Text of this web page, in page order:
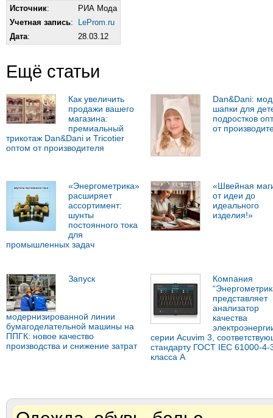
Источник:
РИА Мода
Учетная запись:
LeProm.ru
Дата: 28.03.12
Ещё статьи
Как увеличить
продажи вашего
магазина:
премиальный
трикотаж Dan&Dani и Tricotier
оптом от производителя
Dan&Dani:
шапки для
подростков
от
«Энергометрика»
расширяет
ассортимент:
шунты
постоянного тока
для
промышленных задач
«Швейная
от идеи до
идеального
изделия!»
Запуск
модернизированной линии
бумагоделательной машины на
ППГК: новое качество
производства и снижение затрат
Компания
представляет
анализатор
качества
серии Acuvim 3,
стандарту ГОСТ IEC 61000-4-
класса А